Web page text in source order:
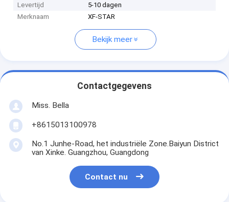
Levertijd
5-10 dagen
Merknaam
XF-STAR
Bekijk meer
Contactgegevens
Miss. Bella
+8615013100978
No.1 Junhe-Road, het industriële Zone.Baiyun District
van Xinke. Guangzhou, Guangdong
Contact nu